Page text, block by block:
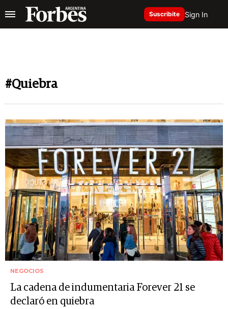
Suscribite Sign In
#Quiebra
NEGOCIOS
La cadena de indumentaria Forever 21 se
declaró en quiebra